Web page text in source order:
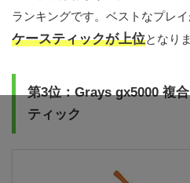
ランキングです。ベストなプレ
ケースティックが上位となり
第3位：Grays gx5000 複
ティック